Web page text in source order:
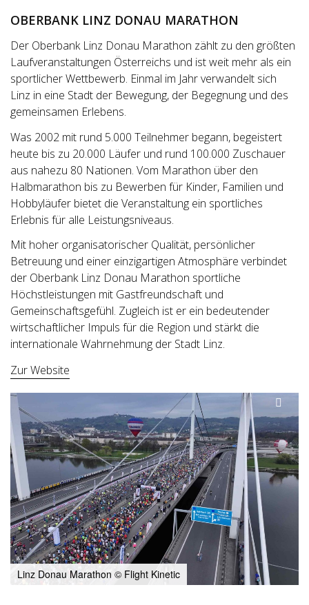
OBERBANK LINZ DONAU MARATHON
Der Oberbank Linz Donau Marathon zählt zu den größten
Laufveranstaltungen Österreichs und ist weit mehr als ein
sportlicher Wettbewerb. Einmal im Jahr verwandelt sich
Linz in eine Stadt der Bewegung, der Begegnung und des
gemeinsamen Erlebens.
Was 2002 mit rund 5.000 Teilnehmer begann, begeistert
heute bis zu 20.000 Läufer und rund 100.000 Zuschauer
aus nahezu 80 Nationen. Vom Marathon über den
Halbmarathon bis zu Bewerben für Kinder, Familien und
Hobbyläufer bietet die Veranstaltung ein sportliches
Erlebnis für alle Leistungsniveaus.
Mit hoher organisatorischer Qualität, persönlicher
Betreuung und einer einzigartigen Atmosphäre verbindet
der Oberbank Linz Donau Marathon sportliche
Höchstleistungen mit Gastfreundschaft und
Gemeinschaftsgefühl. Zugleich ist er ein bedeutender
wirtschaftlicher Impuls für die Region und stärkt die
internationale Wahrnehmung der Stadt Linz.
Zur Website
Linz Donau Marathon © Flight Kinetic